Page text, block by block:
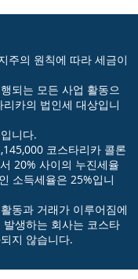
주의 원칙에 따라 세금이
되는 모든 사업 활동으
카의 법인세 대상입니
니다.
코스타리카 콜론
20% 사이의 누진세율
소득세율은 25%입니
동과 거래가 이루어짐에
생하는 회사는 코스타
지 않습니다.